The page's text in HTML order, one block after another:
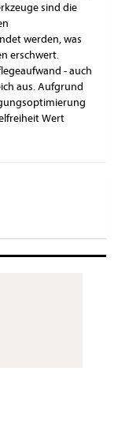
sind die
werden, was
erschwert.
- auch
aus. Aufgrund
Wert